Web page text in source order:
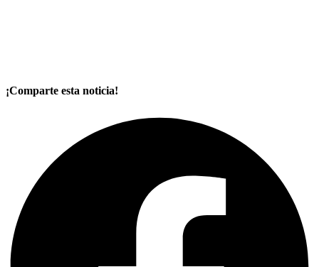
¡Comparte esta noticia!